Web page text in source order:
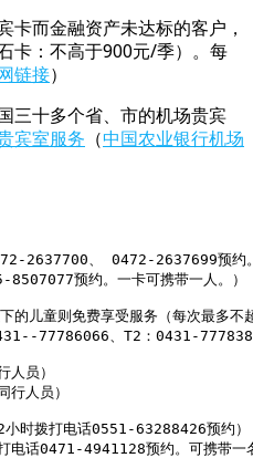
卡而金融资产未达标的客户，
卡：不高于900元/季）。每
链接）
三十多个省、市的机场贵宾
宾室服务 （中国农业银行机场
2637700、 0472-2637699预约
预约。一卡可携带一人。）
的儿童则免费享受服务（每次最多
77786066、T2：0431-
人员）
行人员）
小时拨打电话0551-63288426预约）
电话0471-4941128预约。可携带一